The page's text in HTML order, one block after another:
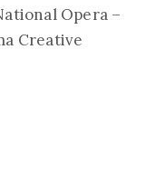
Opera –
Creative